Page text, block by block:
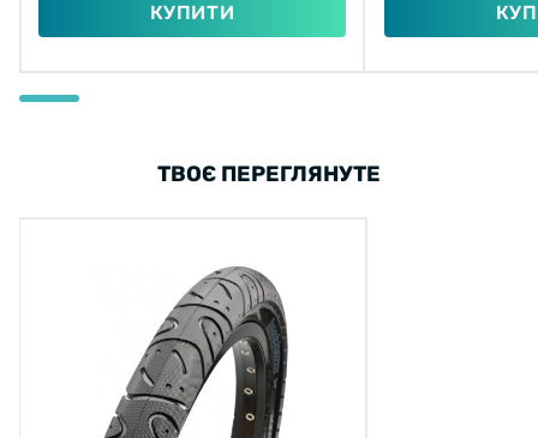
КУПИТИ
ТВОЄ ПЕРЕГЛЯНУТЕ